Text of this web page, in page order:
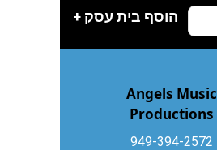
הוסף בית עסק +
Angels Music
Productions
949-394-2572